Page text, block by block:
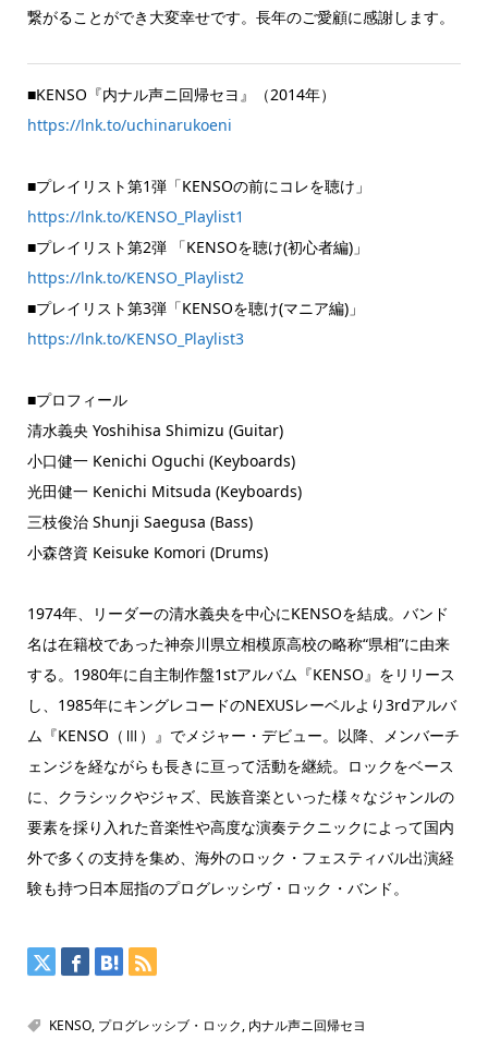
繋がることができ大変幸せです。長年のご愛顧に感謝します。
■KENSO『内ナル声ニ回帰セヨ』（2014年）
https://lnk.to/uchinarukoeni
■プレイリスト第1弾「KENSOの前にコレを聴け」
https://lnk.to/KENSO_Playlist1
■プレイリスト第2弾 「KENSOを聴け(初心者編)」
https://lnk.to/KENSO_Playlist2
■プレイリスト第3弾「KENSOを聴け(マニア編)」
https://lnk.to/KENSO_Playlist3
■プロフィール
清水義央 Yoshihisa Shimizu (Guitar)
小口健一 Kenichi Oguchi (Keyboards)
光田健一 Kenichi Mitsuda (Keyboards)
三枝俊治 Shunji Saegusa (Bass)
小森啓資 Keisuke Komori (Drums)
1974年、リーダーの清水義央を中心にKENSOを結成。バンド
名は在籍校であった神奈川県立相模原高校の略称“県相”に由来
する。1980年に自主制作盤1stアルバム『KENSO』をリリース
し、1985年にキングレコードのNEXUSレーベルより3rdアルバ
ム『KENSO（Ⅲ）』でメジャー・デビュー。以降、メンバーチ
ェンジを経ながらも長きに亘って活動を継続。ロックをベース
に、クラシックやジャズ、民族音楽といった様々なジャンルの
要素を採り入れた音楽性や高度な演奏テクニックによって国内
外で多くの支持を集め、海外のロック・フェスティバル出演経
験も持つ日本屈指のプログレッシヴ・ロック・バンド。
KENSO, プログレッシブ・ロック, 内ナル声ニ回帰セヨ